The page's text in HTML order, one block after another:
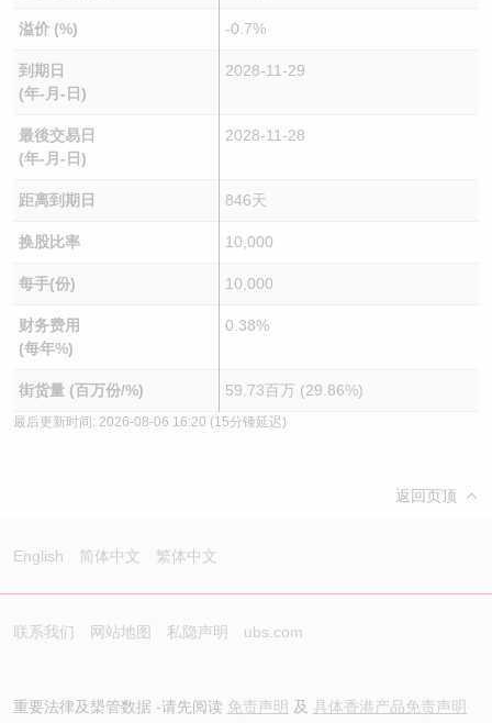
溢价 (%) -0.7%
到期日
(年-月-日)
2028-11-29
最後交易日
(年-月-日)
2028-11-28
距离到期日 846天
换股比率 10,000
每手(份) 10,000
财务费用
(每年%)
0.38%
街货量 (百万份/%) 59.73百万 (29.86%)
最后更新时间: 2026-08-06 16:20 (15分锺延迟)
返回页顶
English 简体中文 繁体中文
联系我们 网站地图 私隐声明 ubs.com
重要法律及槼管数据 -请先阅读 免责声明 及 具体香港产品免责声明